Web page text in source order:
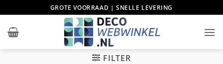
naar
inhoud
GROTE VOORRAAD | SNELLE LEVERING
FILTER